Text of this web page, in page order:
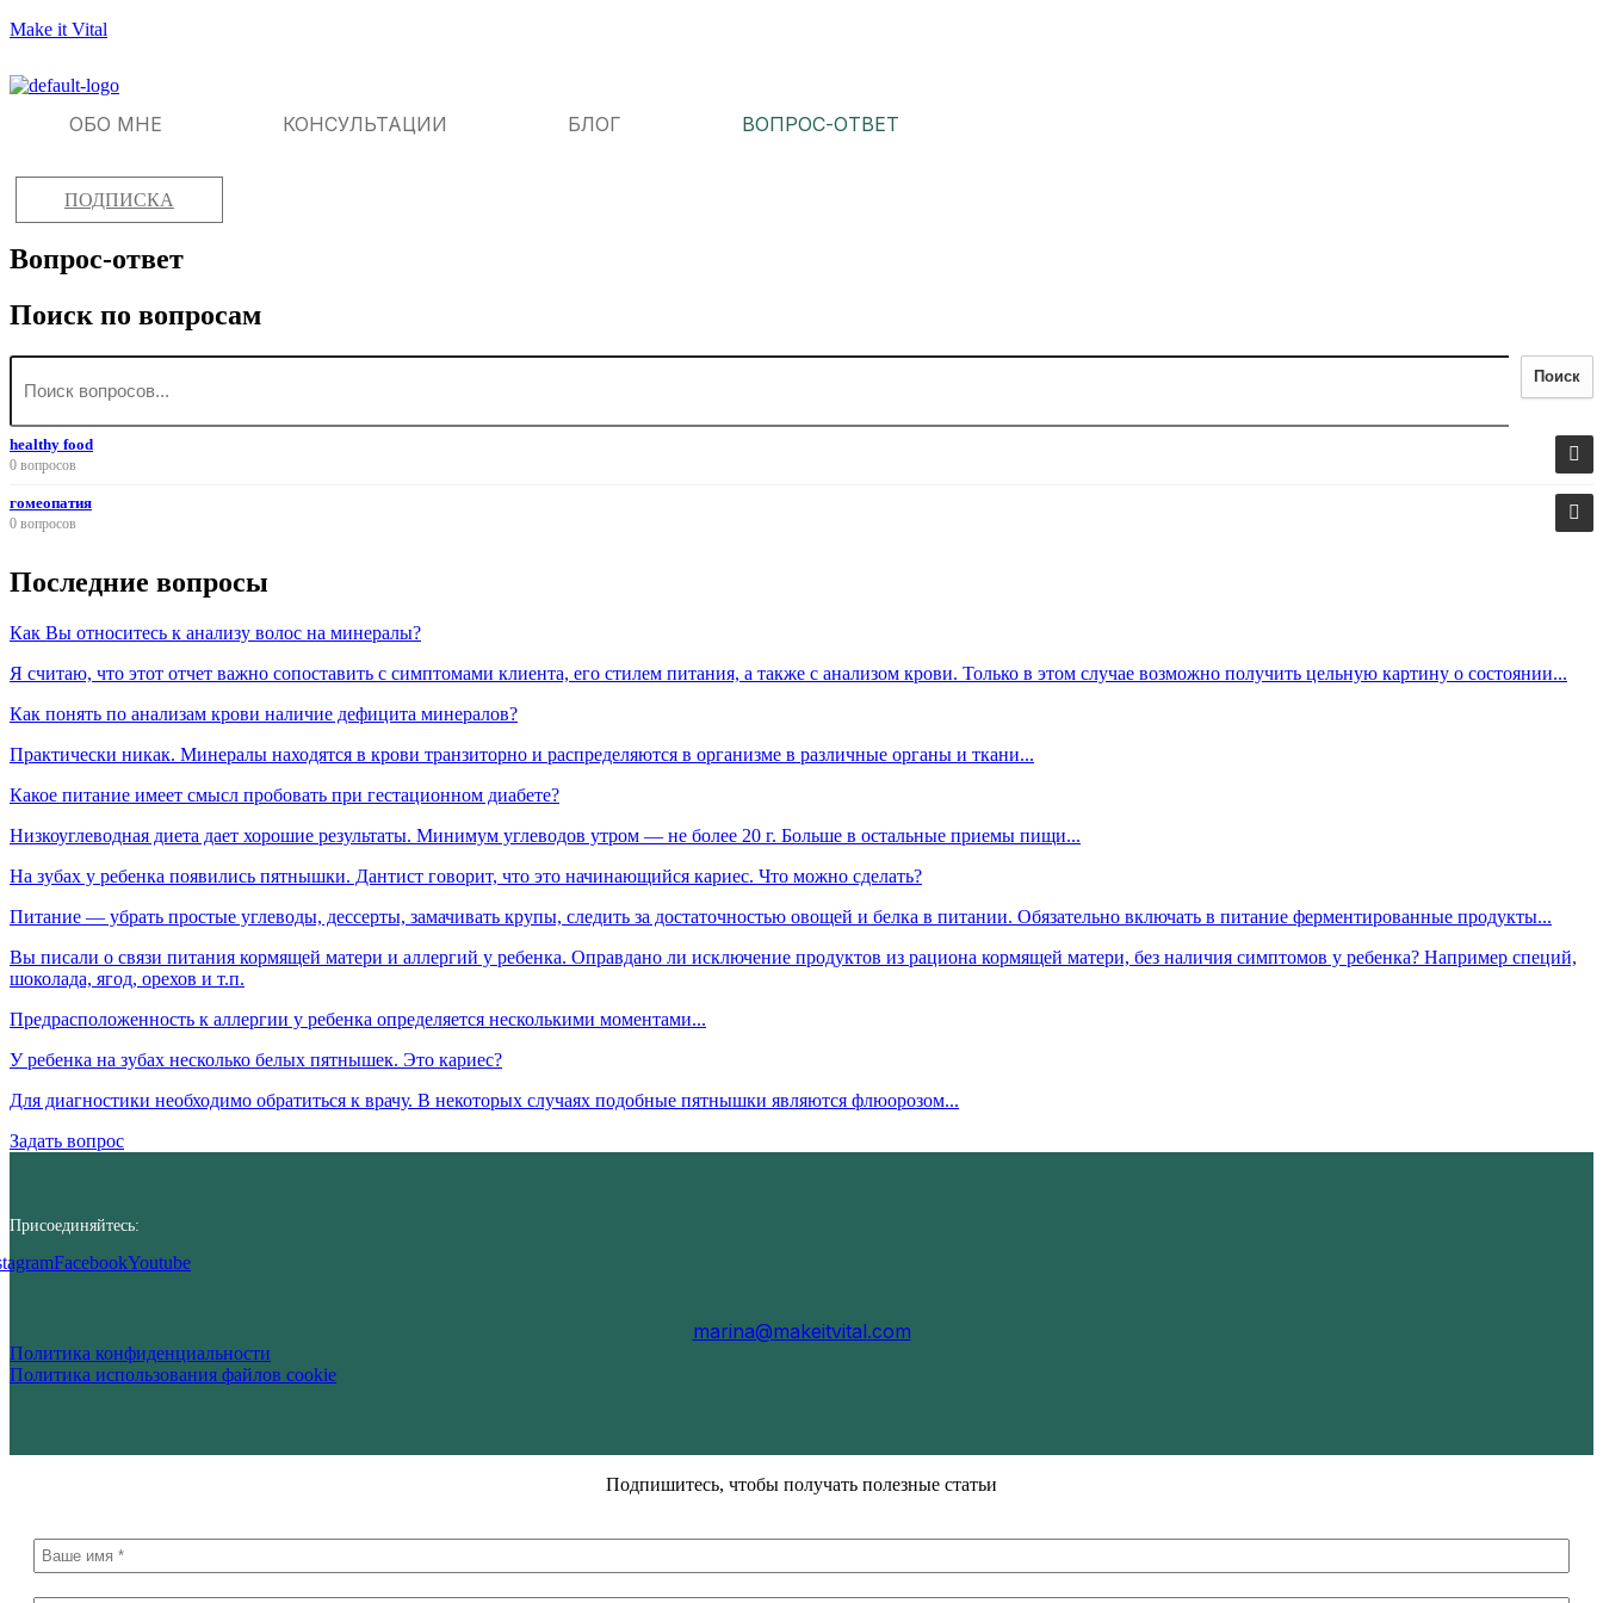
Make it Vital
ОБО МНЕ КОНСУЛЬТАЦИИ БЛОГ ВОПРОС-ОТВЕТ
ПОДПИСКА
Вопрос-ответ
Поиск по вопросам
Поиск
healthy food
0 вопросов
гомеопатия
0 вопросов
Последние вопросы
Как Вы относитесь к анализу волос на минералы?
Я считаю, что этот отчет важно сопоставить с симптомами клиента, его стилем питания, а также с анализом крови. Только в этом случае возможно получить цельную картину о состоянии...
Как понять по анализам крови наличие дефицита минералов?
Практически никак. Минералы находятся в крови транзиторно и распределяются в организме в различные органы и ткани...
Какое питание имеет смысл пробовать при гестационном диабете?
Низкоуглеводная диета дает хорошие результаты. Минимум углеводов утром — не более 20 г. Больше в остальные приемы пищи...
На зубах у ребенка появились пятнышки. Дантист говорит, что это начинающийся кариес. Что можно сделать?
Питание — убрать простые углеводы, дессерты, замачивать крупы, следить за достаточностью овощей и белка в питании. Обязательно включать в питание ферментированные продукты...
Вы писали о связи питания кормящей матери и аллергий у ребенка. Оправдано ли исключение продуктов из рациона кормящей матери, без наличия симптомов у ребенка? Например специй,
шоколада, ягод, орехов и т.п.
Предрасположенность к аллергии у ребенка определяется несколькими моментами...
У ребенка на зубах несколько белых пятнышек. Это кариес?
Для диагностики необходимо обратиться к врачу. В некоторых случаях подобные пятнышки являются флюорозом...
Задать вопрос
Присоединяйтесь:
FacebookYoutube
marina@makeitvital.com
Политика конфиденциальности
Политика использования файлов cookie
Подпишитесь, чтобы получать полезные статьи